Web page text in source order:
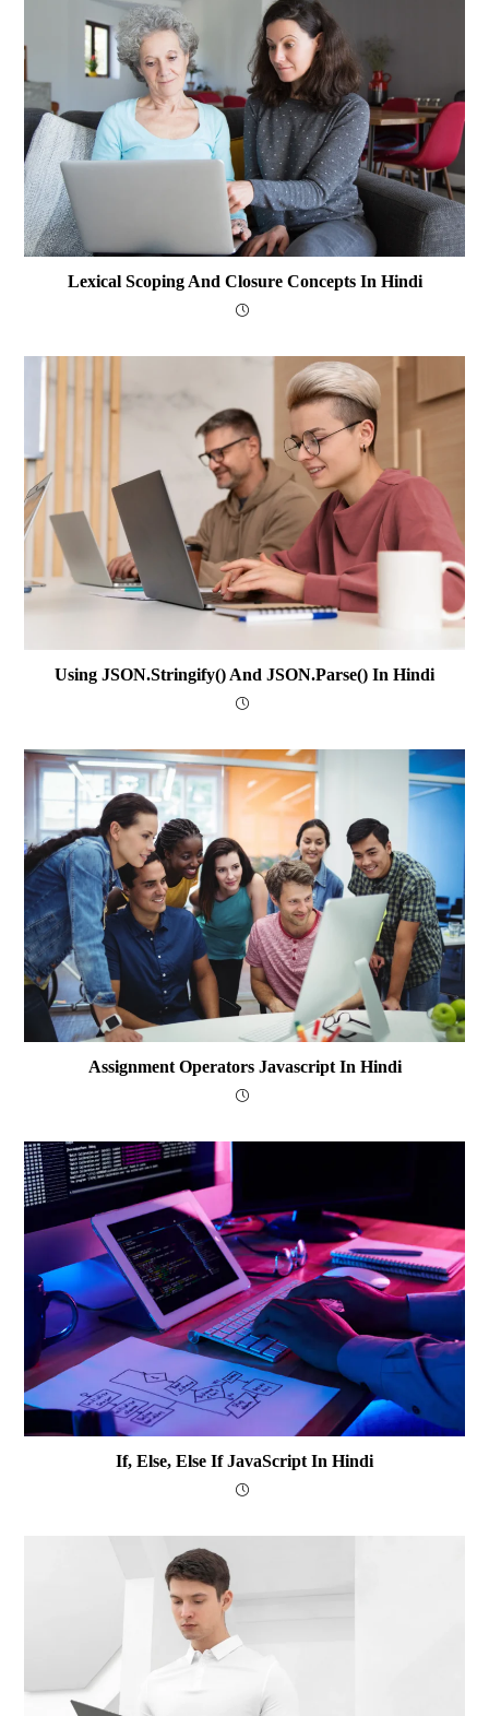
Lexical Scoping And Closure Concepts In Hindi
Using JSON.stringify() And JSON.parse() In Hindi
Assignment Operators Javascript In Hindi
If, Else, Else If JavaScript In Hindi